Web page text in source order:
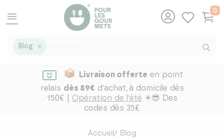
menu
Blog X
0
Livraison offerte en point
relais dès 89€ d'achat, à domicile dès
150€ | Opération de l'été ☀😎 Des
codes dès 35€
Accueil
Blog